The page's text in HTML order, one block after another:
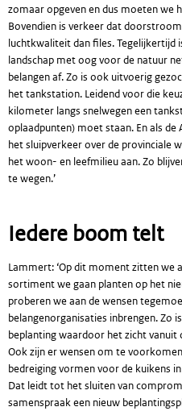
zomaar opgeven en dus moeten we
Bovendien is verkeer dat
luchtkwaliteit dan files. Tegelijkertijd
landschap met oog voor de natuur
belangen af. Zo is ook uitvoerig
het tankstation. Leidend voor die
kilometer langs snelwegen een
oplaadpunten) moet staan. En als
het sluipverkeer over de provinciale
het woon- en leefmilieu aan. Zo
te wegen.’
Iedere boom telt
Lammert: ‘Op dit moment zitten we
sortiment we gaan planten op het
proberen we aan de wensen
belangenorganisaties inbrengen. Zo
beplanting waardoor het zicht vanuit
Ook zijn er wensen om te
bedreiging vormen voor de kuikens
Dat leidt tot het sluiten van
samenspraak een nieuw